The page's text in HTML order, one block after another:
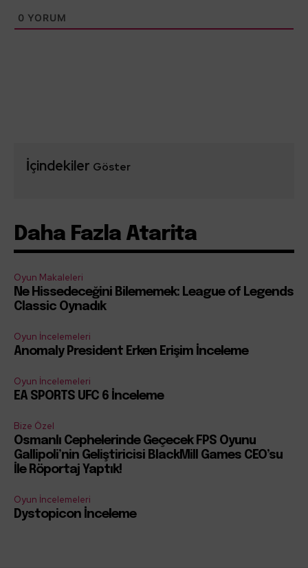
0 YORUM
İçindekiler Göster
Daha Fazla Atarita
Oyun Makaleleri
Ne Hissedeceğini Bilememek: League of Legends
Classic Oynadık
Oyun İncelemeleri
Anomaly President Erken Erişim İnceleme
Oyun İncelemeleri
EA SPORTS UFC 6 İnceleme
Bize Özel
Osmanlı Cephelerinde Geçecek FPS Oyunu
Gallipoli’nin Geliştiricisi BlackMill Games CEO’su
İle Röportaj Yaptık!
Oyun İncelemeleri
Dystopicon İnceleme